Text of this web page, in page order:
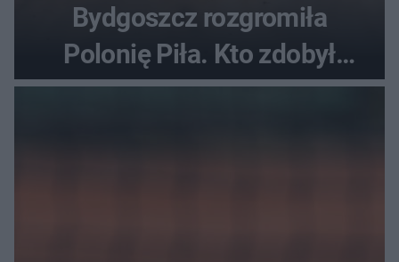
Bydgoszcz rozgromiła
Polonię Piła. Kto zdobył
najwięcej punktów?